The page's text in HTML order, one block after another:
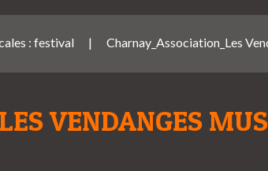
: festival | Charnay_Association_Les
VENDANGES